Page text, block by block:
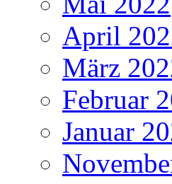
April
März
Februar
Januar